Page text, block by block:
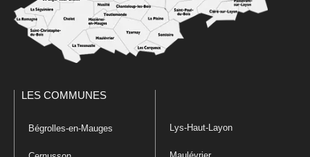
LES COMMUNES
Bégrolles-en-Mauges Lys-Haut-Layon